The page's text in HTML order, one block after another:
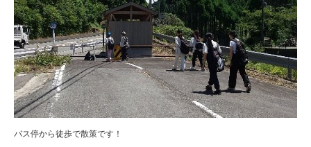
バス停から徒歩で散策です！